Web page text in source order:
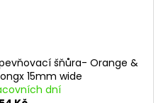
šňůra- Orange &
15mm wide
dní